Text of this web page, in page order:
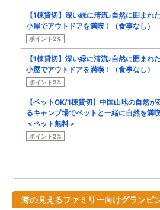
【1棟貸切】深い緑に清流♪自然に囲まれ
小屋でアウトドアを満喫！（食事なし）
ポイント2%
【1棟貸切】深い緑に清流♪自然に囲まれ
小屋でアウトドアを満喫！（食事なし）
ポイント2%
【ペットOK/1棟貸切】中国山地の自然が
るキャンプ場でペットと一緒に自然を満喫
＜ペット無料＞
ポイント2%
海の見えるファミリー向けグランピ